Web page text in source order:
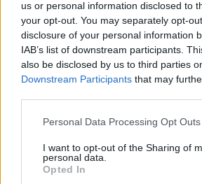
us or personal information disclosed to
your opt-out. You may separately opt-
disclosure of your personal information
IAB’s list of downstream participants.
also be disclosed by us to third parties
Downstream Participants that may
Please note that this website/app uses
not limited to your visit or usage
grant or deny consent to Google and its
use your data for below specified
Personal Data Processing Opt Outs
I want to opt-out of the Sharing of
personal data.
Opted In
Cambios en la alineación:Arrasate
Roberto Torres y Barja opciones para
Jony. Budimir y Gallego pueden ser la
David García debería volver al once
jornada 11 por el protocolo COVID-19.
Actualidad Comunio: Hazard
El infortunio
Hazard,